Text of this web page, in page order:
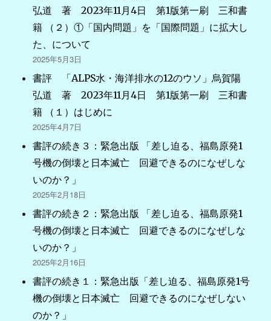
弘道 著 2023年11月4日 第1版第一刷 三和書
籍 （２）①「国内問題」を「国際問題」に拡大し
た、について
2025年5月3日
書評 「ALPS水・海洋排水の12のウソ」烏賀陽
弘道 著 2023年11月4日 第1版第一刷 三和書
籍 （１）はじめに
2025年4月7日
書評の続き３：緊急出版 「差し迫る、福島原発1
号機の倒壊と日本滅亡 回避できるのになぜしな
いのか？」
2025年2月18日
書評の続き２：緊急出版 「差し迫る、福島原発1
号機の倒壊と日本滅亡 回避できるのになぜしな
いのか？」
2025年2月16日
書評の続き１：緊急出版「差し迫る、福島原発1号
機の倒壊と日本滅亡 回避できるのになぜしない
のか？」